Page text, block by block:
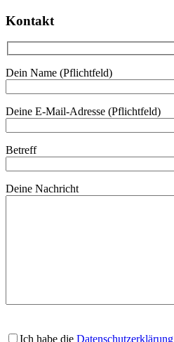
Kontakt
Dein Name (Pflichtfeld)
Deine E-Mail-Adresse (Pflichtfeld)
Betreff
Deine Nachricht
Ich habe die Datenschutzerklärung